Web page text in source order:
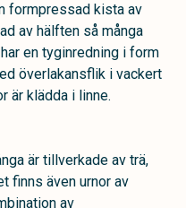
formpressad kista av
av hälften så många
en tyginredning i form
överlakansflik i vackert
är klädda i linne.
är tillverkade av trä,
finns även urnor av
av